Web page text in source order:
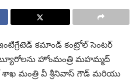
కమాండ్ కంట్రోల్ సెంటర్
బ్యూరోలను హోంమంత్రి మహమ్మద్
మంత్రి వీ శ్రీనివాస్ గౌడ్ మరియు